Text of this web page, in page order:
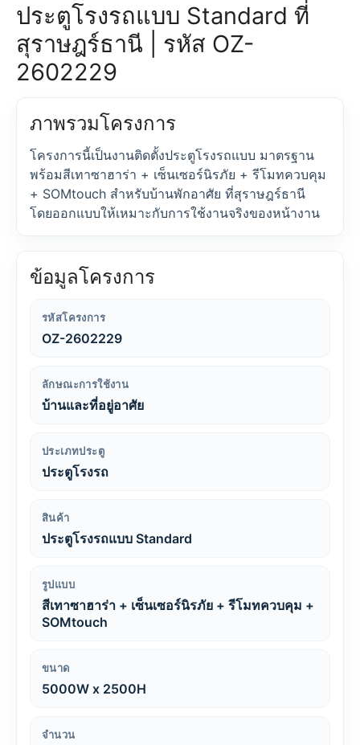
ประตูโรงรถแบบ Standard ที่
สุราษฎร์ธานี | รหัส OZ-
2602229
ภาพรวมโครงการ
โครงการนี้เป็นงานติดตั้งประตูโรงรถแบบ มาตรฐาน
พร้อมสีเทาซาฮาร่า + เซ็นเซอร์นิรภัย + รีโมทควบคุม
+ SOMtouch สำหรับบ้านพักอาศัย ที่สุราษฎร์ธานี
โดยออกแบบให้เหมาะกับการใช้งานจริงของหน้างาน
ข้อมูลโครงการ
รหัสโครงการ
OZ-2602229
ลักษณะการใช้งาน
บ้านและที่อยู่อาศัย
ประเภทประตู
ประตูโรงรถ
สินค้า
ประตูโรงรถแบบ Standard
รูปแบบ
สีเทาซาฮาร่า + เซ็นเซอร์นิรภัย + รีโมทควบคุม +
SOMtouch
ขนาด
5000W x 2500H
จำนวน